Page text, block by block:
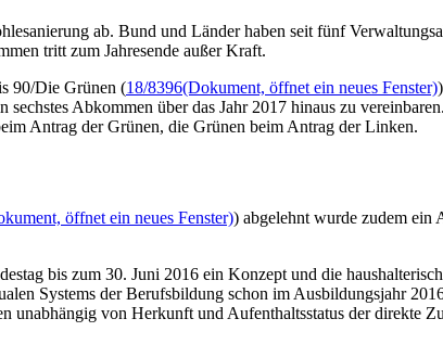
ab. Bund und Länder haben seit fünf
tritt zum Jahresende außer Kraft.
90/Die Grünen (18/8396(Dokument, öffnet ein neues Fenster)
Abkommen über das Jahr 2017 hinaus zu
Antrag der Grünen, die Grünen beim Antrag der Linken.
öffnet ein neues Fenster)) abgelehnt wurde zudem ein
bis zum 30. Juni 2016 ein Konzept und die
Systems der Berufsbildung schon im Ausbildungsjahr
unabhängig von Herkunft und Aufenthaltsstatus der direkte